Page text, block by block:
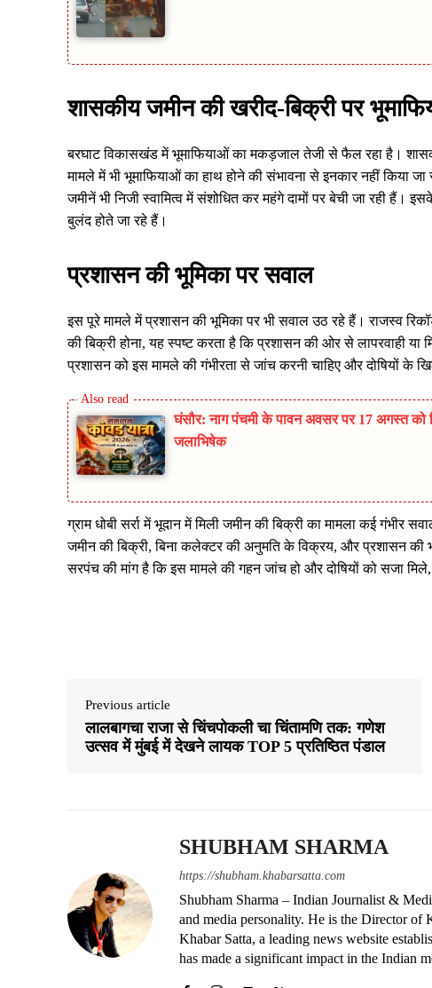
शासकीय जमीन की खरीद-बिक्री पर
बरघाट विकासखंड में भूमाफियाओं का मकड़जाल तेजी से फैल रहा है।
मामले में भी भूमाफियाओं का हाथ होने की संभावना से इनकार नहीं किया
जमीनें भी निजी स्वामित्व में संशोधित कर महंगे दामों पर बेची जा रही
बुलंद होते जा रहे हैं।
प्रशासन की भूमिका पर सवाल
इस पूरे मामले में प्रशासन की भूमिका पर भी सवाल उठ रहे हैं। राजस्व
की बिक्री होना, यह स्पष्ट करता है कि प्रशासन की ओर से लापरवाही
प्रशासन को इस मामले की गंभीरता से जांच करनी चाहिए और दोषियों के
घंसौर: नाग पंचमी के पावन अवसर पर 17 अगस्त को
जलाभिषेक
ग्राम धोबी सर्रा में भूदान में मिली जमीन की बिक्री का मामला कई गंभीर
जमीन की बिक्री, बिना कलेक्टर की अनुमति के विक्रय, और प्रशासन की
सरपंच की मांग है कि इस मामले की गहन जांच हो और दोषियों को सजा मिले,
Previous article
लालबागचा राजा से चिंचपोकली चा चिंतामणि तक: गणेश
उत्सव में मुंबई में देखने लायक TOP 5 प्रतिष्ठित पंडाल
SHUBHAM SHARMA
https://shubham.khabarsatta.com
Shubham Sharma – Indian Journalist &
and media personality. He is the Director
Khabar Satta, a leading news website
has made a significant impact in the Indian